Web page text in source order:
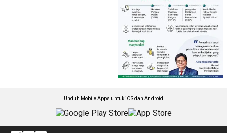
Unduh Mobile Apps untuk iOS dan Android